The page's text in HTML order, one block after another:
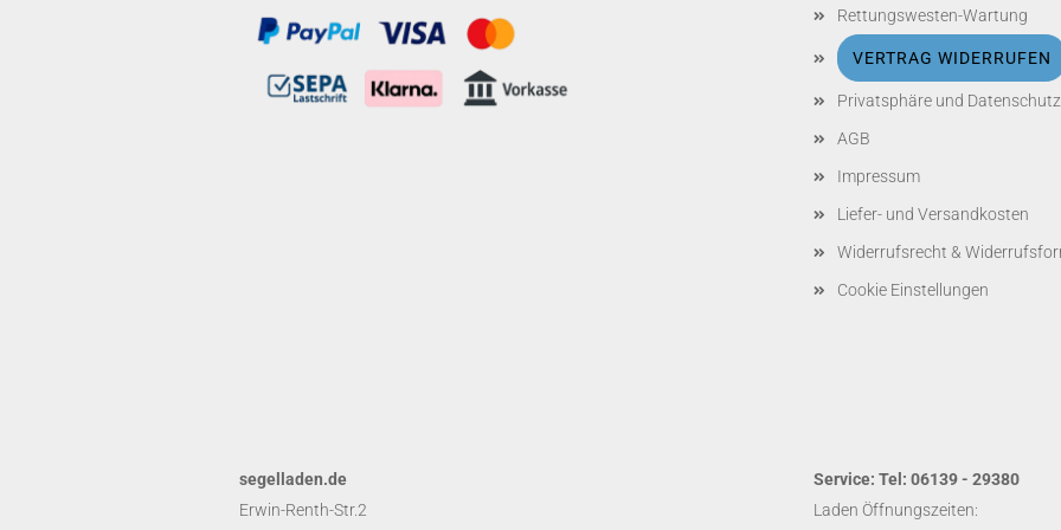
Rettungswesten-Wartung
VERTRAG WIDERRUFEN
Privatsphäre und Datenschutz
AGB
Impressum
Liefer- und Versandkosten
Widerrufsrecht &
Cookie Einstellungen
segelladen.de
Erwin-Renth-Str.2
Service: Tel: 06139 - 29380
Laden Öffnungszeiten: